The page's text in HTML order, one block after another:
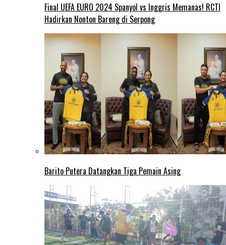
Final UEFA EURO 2024 Spanyol vs Inggris Memanas! RCTI
Hadirkan Nonton Bareng di Serpong
Barito Putera Datangkan Tiga Pemain Asing